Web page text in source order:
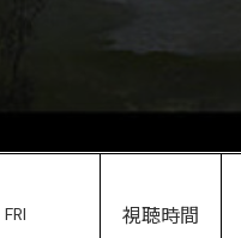
FRI 視聴時間